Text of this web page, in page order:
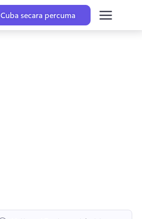
Cuba secara percuma